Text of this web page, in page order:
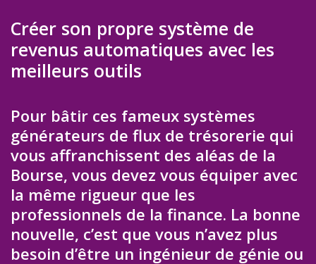
Créer son propre système de
revenus automatiques avec les
meilleurs outils
Pour bâtir ces fameux systèmes
générateurs de flux de trésorerie qui
vous affranchissent des aléas de la
Bourse, vous devez vous équiper avec
la même rigueur que les
professionnels de la finance. La bonne
nouvelle, c’est que vous n’avez plus
besoin d’être un ingénieur de génie ou